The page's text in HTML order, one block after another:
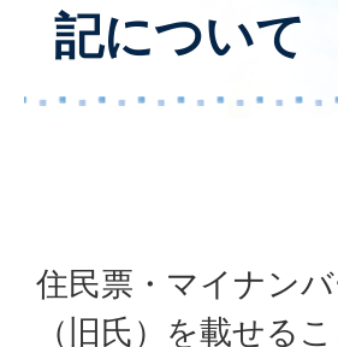
記について
住民票・マイナン
（旧氏）を載せる